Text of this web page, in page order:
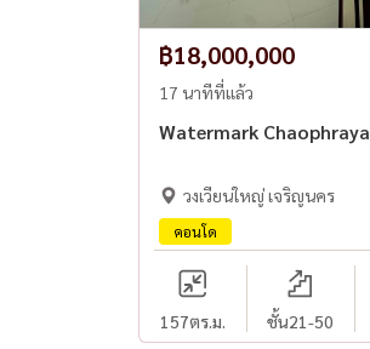
฿18,000,000
17 นาทีที่แล้ว
Watermark Chaophraya
วงเวียนใหญ่ เจริญนคร
คอนโด
157ตร.ม. ชั้น21-50